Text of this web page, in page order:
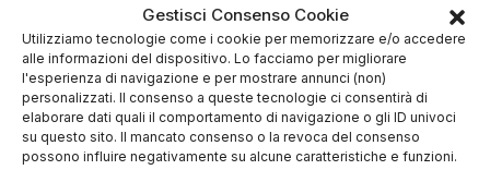
Gestisci Consenso Cookie
Utilizziamo tecnologie come i cookie per memorizzare e/o accedere
alle informazioni del dispositivo. Lo facciamo per migliorare
l'esperienza di navigazione e per mostrare annunci (non)
personalizzati. Il consenso a queste tecnologie ci consentirà di
elaborare dati quali il comportamento di navigazione o gli ID univoci
su questo sito. Il mancato consenso o la revoca del consenso
possono influire negativamente su alcune caratteristiche e funzioni.
Azioni Bance Europee
Azioni banche europee da mettere nel mirino nei